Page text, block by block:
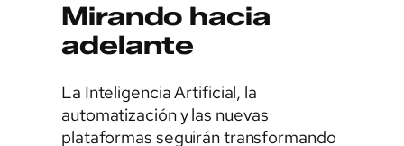
Mirando hacia
adelante
La Inteligencia Artificial, la
automatización y las nuevas
plataformas seguirán transformando